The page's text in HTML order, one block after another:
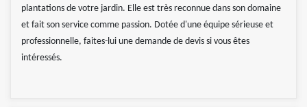
plantations de votre jardin. Elle est très reconnue dans son domaine
et fait son service comme passion. Dotée d'une équipe sérieuse et
professionnelle, faites-lui une demande de devis si vous êtes
intéressés.